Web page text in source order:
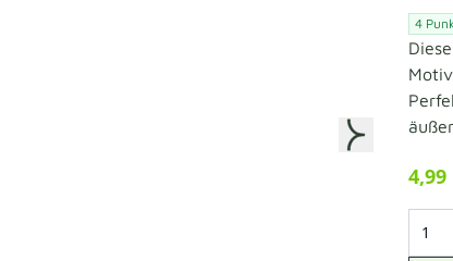
Internationale Vereine
4
4,99